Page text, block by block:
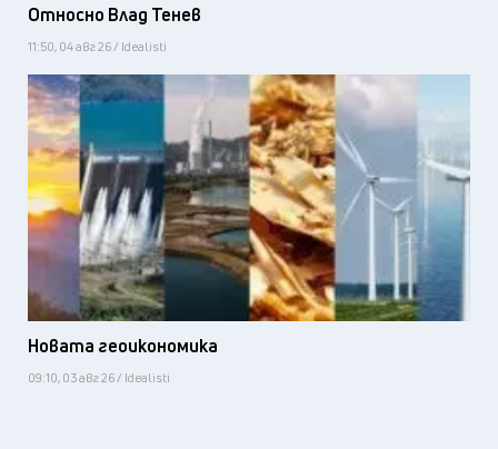
Относно Влад Тенев
11:50, 04 авг 26 / Idealisti
Новата геоикономика
09:10, 03 авг 26 / Idealisti